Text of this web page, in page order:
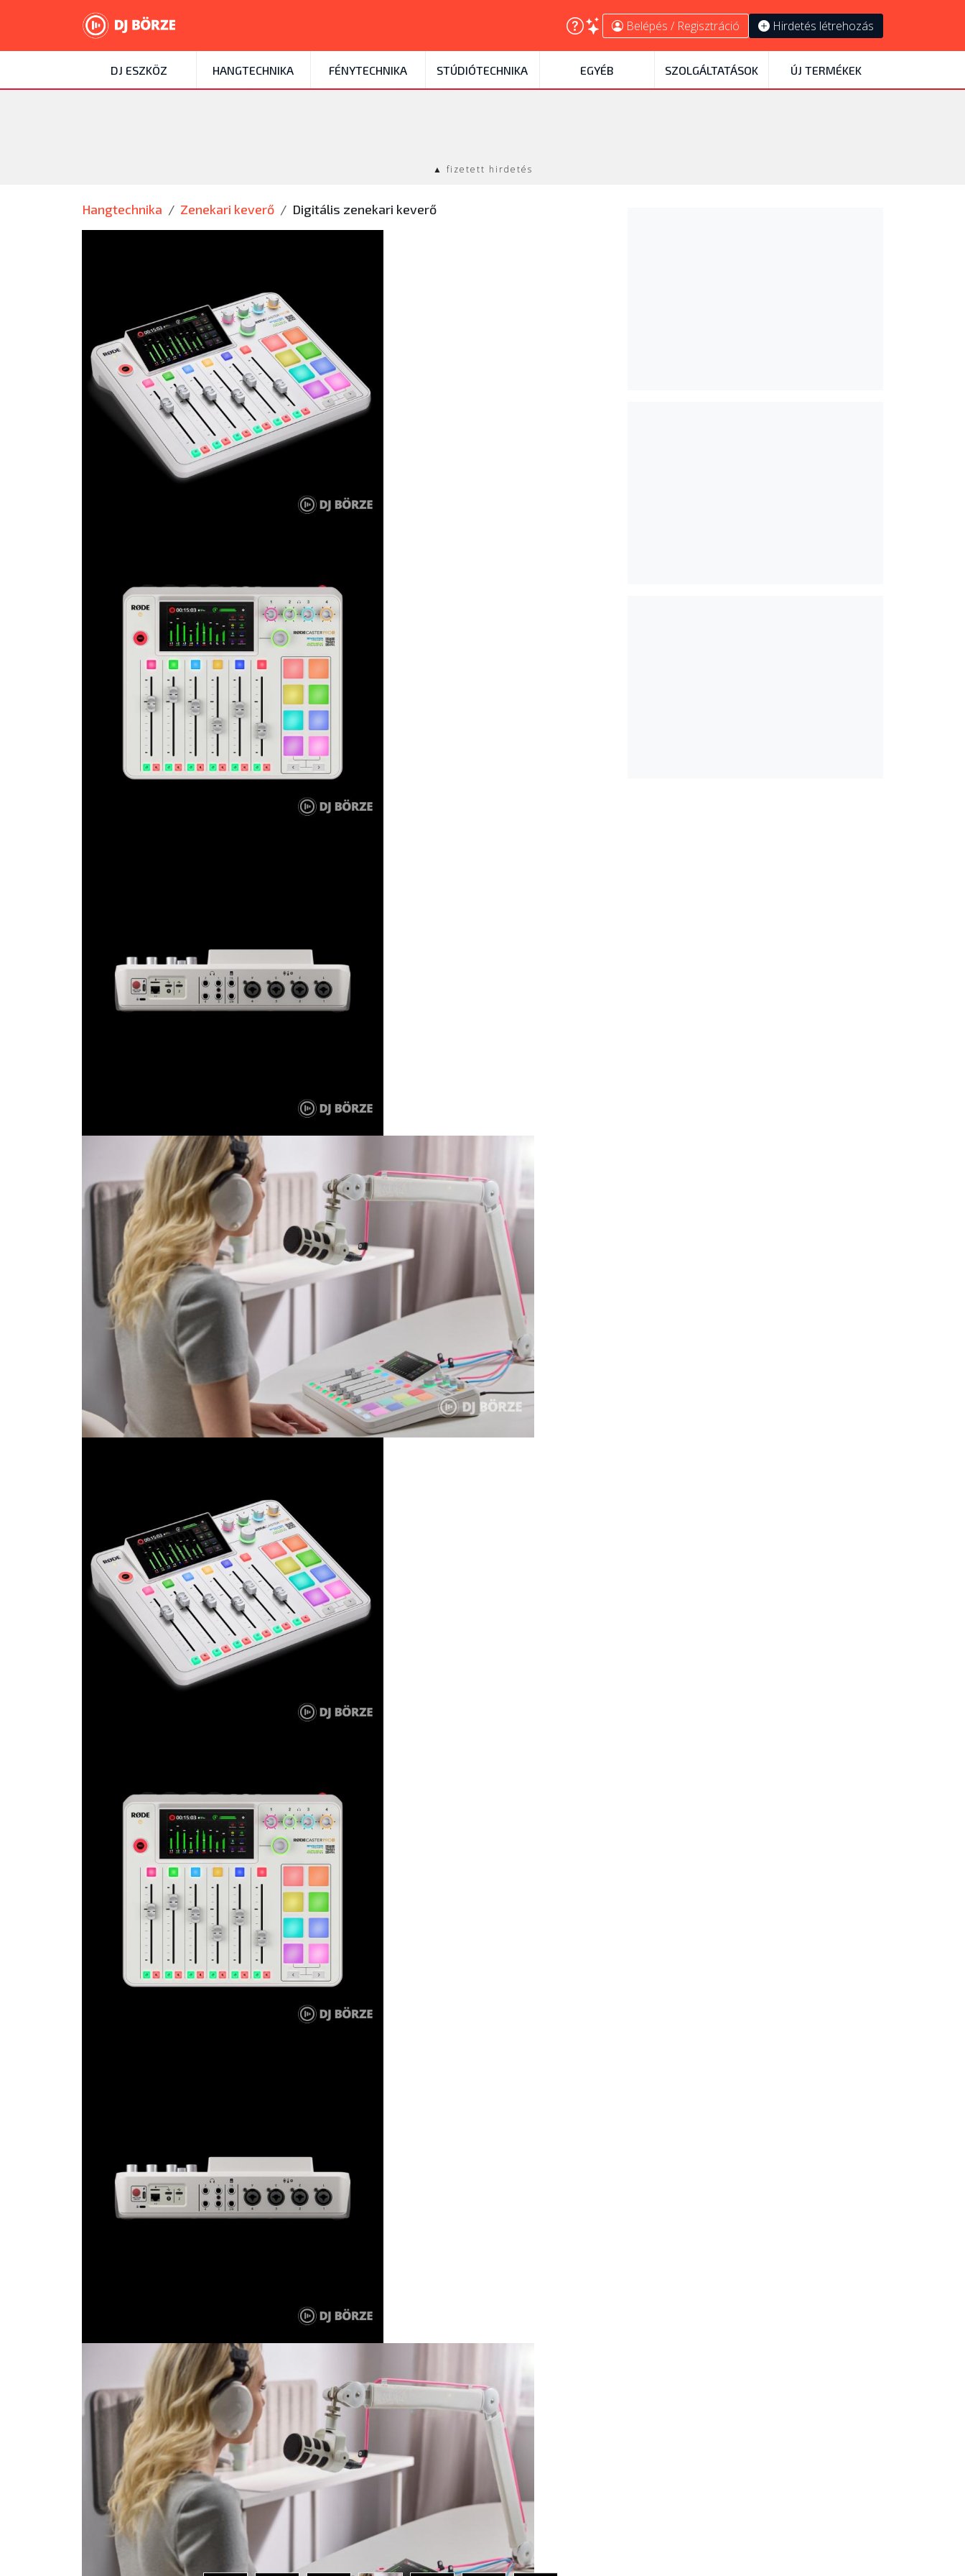
Belépés / Regisztráció Hirdetés létrehozás
DJ ESZKÖZ HANGTECHNIKA FÉNYTECHNIKA STÚDIÓTECHNIKA EGYÉB SZOLGÁLTATÁSOK ÚJ TERMÉKEK
▲ fizetett hirdetés
Hangtechnika Zenekari keverő Digitális zenekari keverő